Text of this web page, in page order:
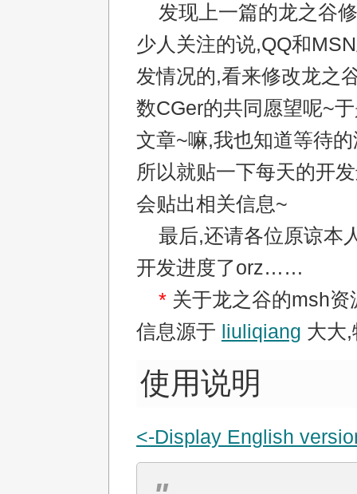
发现上一篇的龙之谷
少人关注的说,QQ和
发情况的,看来修改龙之
数CGer的共同愿望呢~
文章~嘛,我也知道等待
所以就贴一下每天的开
会贴出相关信息~
最后,还请各位原谅本
开发进度了orz……
*关于龙之谷的msh资
信息源于 liuliqiang 大大
使用说明
<-Display English